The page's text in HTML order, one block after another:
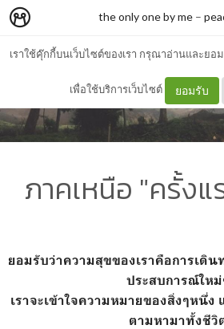
เราใช้คุ๊กกี้บนเว็บไซต์ของเรา กรุณาอ่านและยอ
เพื่อใช้บริการเว็บไซต์ ยอมรับ
the only one by me–
ภาคเหนือ "ครั้งแ
ยอมรับว่าความสุขของเราคือการเดิน
ประสบการณ์ใหม่
เราจะเข้าใจความหมายของสิ่งๆหนึ่
ตามหามาทั้งชีวิ